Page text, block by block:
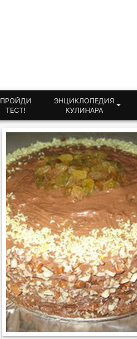
ПРОЙДИ
ТЕСТ!
ЭНЦИКЛОПЕДИЯ
КУЛИНАРА